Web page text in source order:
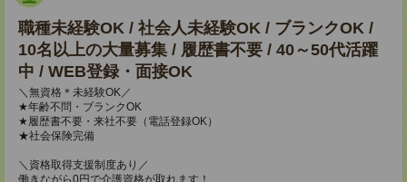
職種未経験OK / 社会人未経験OK / ブランクOK /
10名以上の大量募集 / 履歴書不要 / 40～50代活躍
中 / WEB登録・面接OK
＼無資格＊未経験OK／
★年齢不問・ブランクOK
★履歴書不要・来社不要（電話登録OK）
★社会保険完備
＼資格取得支援制度あり／
働きながら0円で介護資格が取れます！